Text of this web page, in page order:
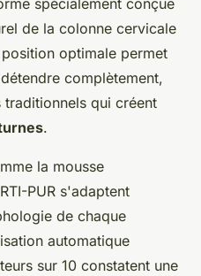
spécialement conçue
de la colonne cervicale
optimale permet
complètement,
qui créent
.
la mousse
PUR s'adaptent
de chaque
automatique
sur 10 constatent une